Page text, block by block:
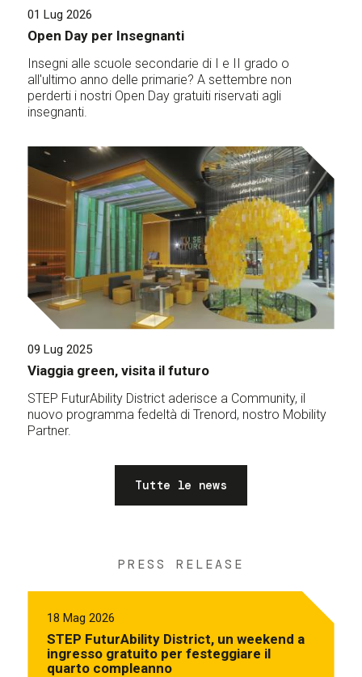
01 Lug 2026
Open Day per Insegnanti
Insegni alle scuole secondarie di I e II grado o
all'ultimo anno delle primarie? A settembre non
perderti i nostri Open Day gratuiti riservati agli
insegnanti.
09 Lug 2025
Viaggia green, visita il futuro
STEP FuturAbility District aderisce a Community, il
nuovo programma fedeltà di Trenord, nostro Mobility
Partner.
Tutte le news
PRESS RELEASE
18 Mag 2026
STEP FuturAbility District, un weekend a
ingresso gratuito per festeggiare il
quarto compleanno